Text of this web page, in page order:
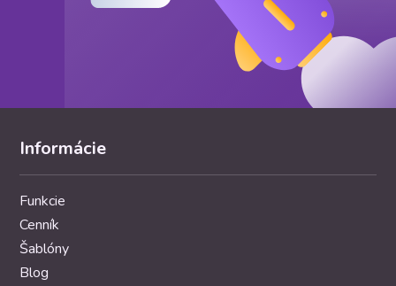
Informácie
Funkcie
Cenník
Šablóny
Blog